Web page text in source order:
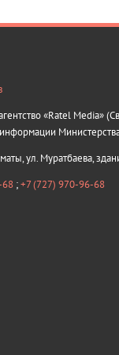
«Ratel Media»
ул. Муратбаева,
68 ;+7 (727) 970-96-68